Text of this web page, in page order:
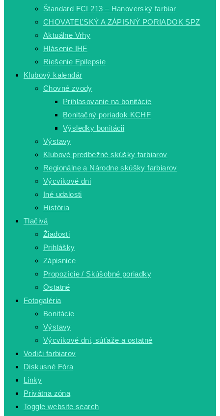
Štandard FCI 213 – Hanoverský farbiar
CHOVATEĽSKÝ A ZÁPISNÝ PORIADOK SPZ
Aktuálne Vrhy
Hlásenie IHF
Riešenie Epilepsie
Klubový kalendár
Chovné zvody
Prihlasovanie na bonitácie
Bonitačný poriadok KCHF
Výsledky bonitácii
Výstavy
Klubové predbežné skúšky farbiarov
Regionálne a Národne skúšky farbiarov
Výcvikové dni
Iné udalosti
História
Tlačivá
Žiadosti
Prihlášky
Zápisnice
Propozície / Skúšobné poriadky
Ostatné
Fotogaléria
Bonitácie
Výstavy
Výcvikové dni, súťaže a ostatné
Vodiči farbiarov
Diskusné Fóra
Linky
Privátna zóna
Toggle website search